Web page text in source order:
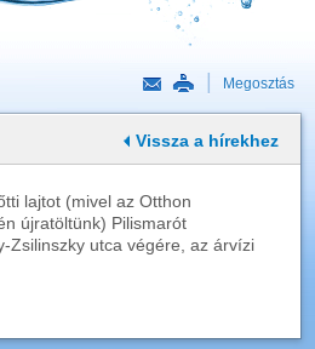
Megosztás
Vissza a hírekhez
lajtot (mivel az Otthon
újratöltünk) Pilismarót
Zsilinszky utca végére, az árvízi